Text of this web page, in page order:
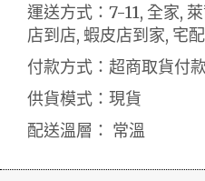
運送方式：7-11, 全家,
店到店, 蝦皮店到家, 宅
付款方式：超商取貨付
供貨模式：現貨
配送溫層： 常溫